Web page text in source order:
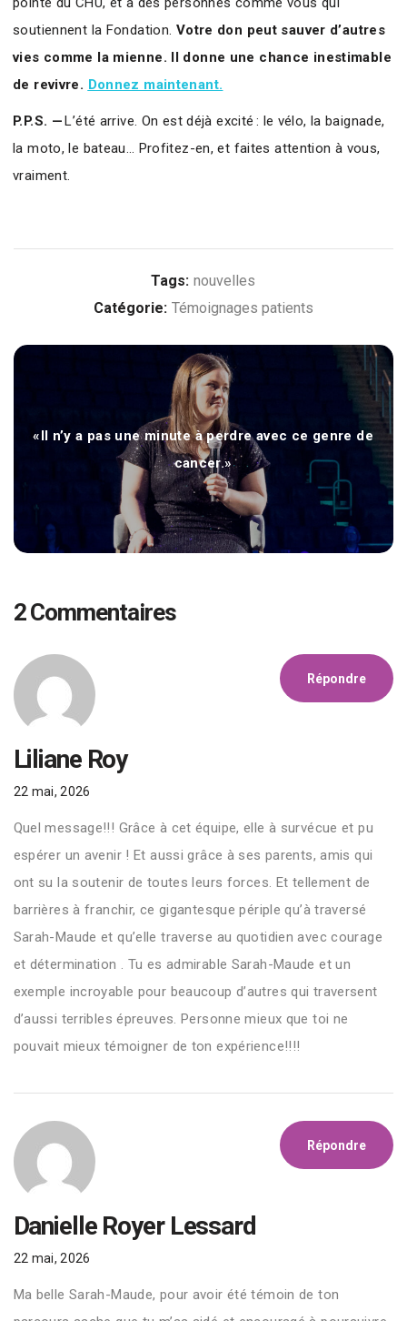
soutiennent la Fondation. Votre don peut sauver d’autres
vies comme la mienne. Il donne une chance inestimable
de revivre. Donnez maintenant.
P.P.S. —L’été arrive. On est déjà excité : le vélo, la baignade,
la moto, le bateau… Profitez-en, et faites attention à vous,
vraiment.
Tags: nouvelles
Catégorie: Témoignages patients
«Il n’y a pas une minute à perdre avec ce genre de
cancer.»
2 Commentaires
Liliane Roy
22 mai, 2026
Quel message!!! Grâce à cet équipe, elle à survécue et pu
espérer un avenir ! Et aussi grâce à ses parents, amis qui
ont su la soutenir de toutes leurs forces. Et tellement de
barrières à franchir, ce gigantesque périple qu’à traversé
Sarah-Maude et qu’elle traverse au quotidien avec courage
et détermination . Tu es admirable Sarah-Maude et un
exemple incroyable pour beaucoup d’autres qui traversent
d’aussi terribles épreuves. Personne mieux que toi ne
pouvait mieux témoigner de ton expérience!!!!
Répondre
Danielle Royer Lessard
22 mai, 2026
Ma belle Sarah-Maude, pour avoir été témoin de ton
Répondre